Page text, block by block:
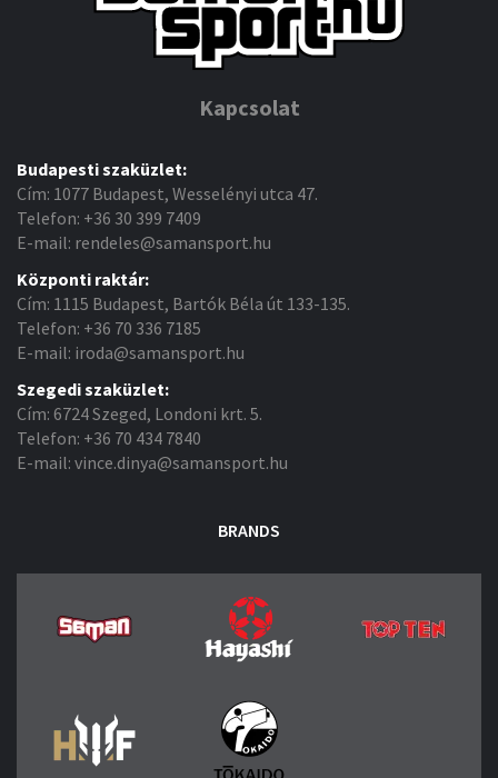
Kapcsolat
Budapesti szaküzlet:
Cím: 1077 Budapest, Wesselényi utca 47.
Telefon: +36 30 399 7409
E-mail: rendeles@samansport.hu
Központi raktár:
Cím: 1115 Budapest, Bartók Béla út 133-135.
Telefon: +36 70 336 7185
E-mail: iroda@samansport.hu
Szegedi szaküzlet:
Cím: 6724 Szeged, Londoni krt. 5.
Telefon: +36 70 434 7840
E-mail: vince.dinya@samansport.hu
BRANDS